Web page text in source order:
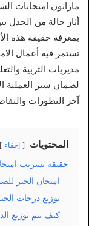
ماراثون امتحانات
أثار حالة من الجدل
بمعرفة حقيقة هذه
تستمر فيه أعمال
مديريات التربية
لضمان سير العملية
آخر التطورات
المحتويات إخفاء
جقيقة تسريب
امتحان الجبر للصف
توزيع درجات الجبر
كيف يتم توزيع